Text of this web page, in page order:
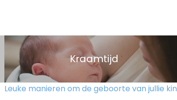
Kraamtijd
Leuke manieren om de geboorte van jullie kindje aan te kondigen